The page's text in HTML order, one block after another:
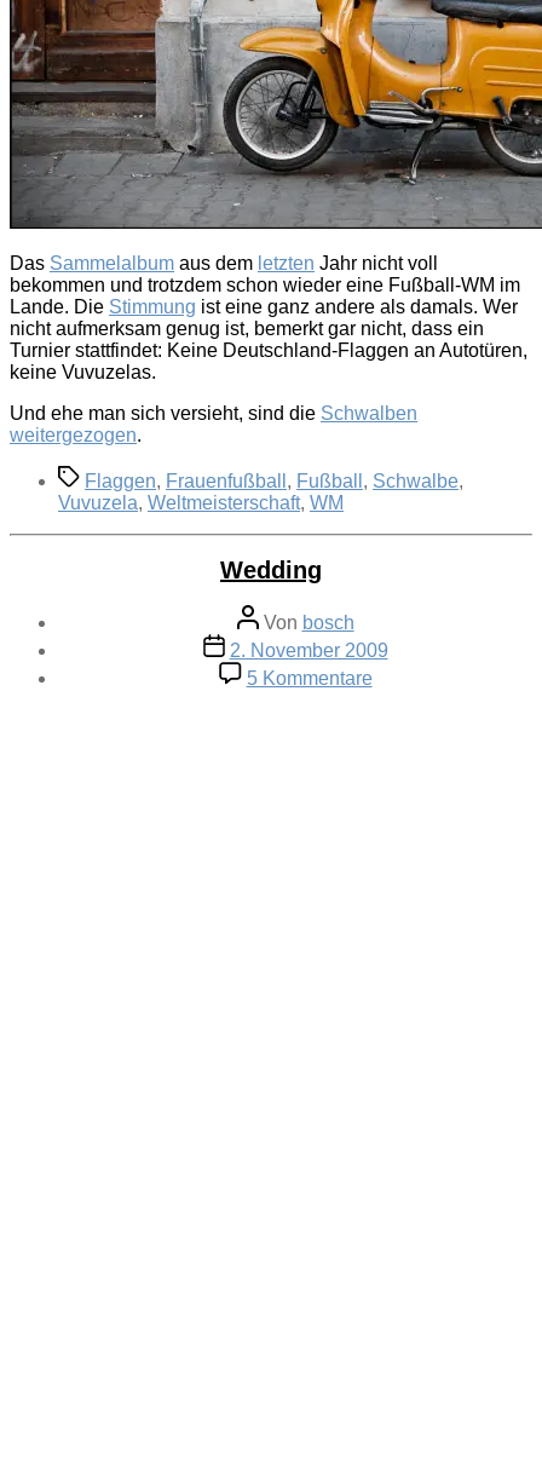
Das Sammelalbum aus dem letzten Jahr nicht voll
bekommen und trotzdem schon wieder eine Fußball-WM im
Lande. Die Stimmung ist eine ganz andere als damals. Wer
nicht aufmerksam genug ist, bemerkt gar nicht, dass ein
Turnier stattfindet: Keine Deutschland-Flaggen an Autotüren,
keine Vuvuzelas.
Und ehe man sich versieht, sind die Schwalben
weitergezogen.
Schlagwörter
Flaggen, Frauenfußball , Fußball , Schwalbe,
Vuvuzela, Weltmeisterschaft, WM
Wedding
Beitragsautor
Von bosch
Veröffentlichungsdatum
2. November 2009
5 Kommentarezu
Wedding